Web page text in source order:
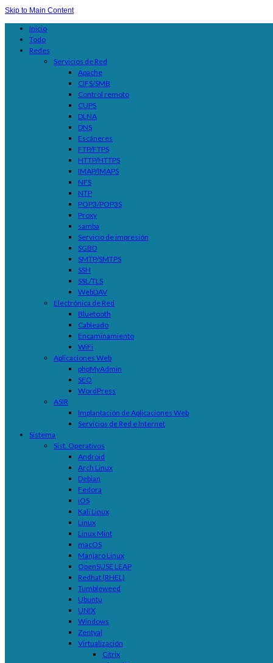
Skip to Main Content
Inicio
Todo
Redes
Servicios de Red
Apache
CIFS/SMB
Control remoto
CUPS
DLNA
DNS
Escáneres
FTP/FTPS
HTTP/HTTPS
IMAP/IMAPS
NFS
NTP
POP3/POP3S
Proxy
samba
Servicio de impresión
SGBD
SMTP/SMTPS
SSH
SSL/TLS
WebDAV
Electrónica de Red
Bluetooth
Cableado
Encaminamiento
WiFi
Aplicaciones Web
phpMyAdmin
SEO
WordPress
ASIR
Implantación de Aplicaciones Web
Servicios de Red e Internet
Sistema
Sist. Operativos
Android
Arch Linux
Debian
Fedora
iOS
Kali Linux
Linux
Linux Mint
macOS
Manjaro Linux
OpenSUSE LEAP
Redhat (RHEL)
Tumbleweed
Ubuntu
UNIX
Windows
Zentyal
Virtualización
Citrix